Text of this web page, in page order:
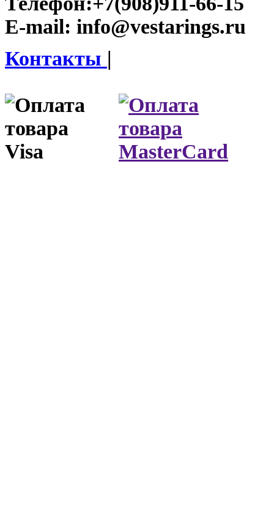
E-mail: info@vestarings.ru
Контакты |